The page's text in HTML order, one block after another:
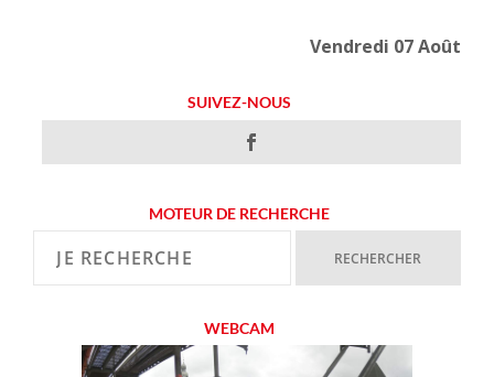
Vendredi 07 Août
SUIVEZ-NOUS
MOTEUR DE RECHERCHE
WEBCAM